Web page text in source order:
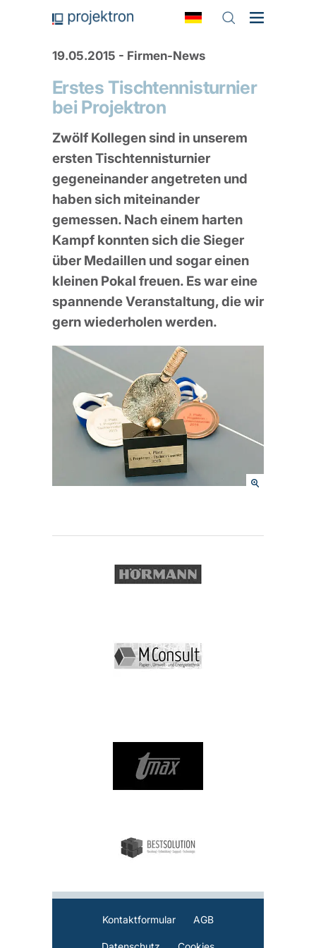
19.05.2015 - Firmen-News
Erstes Tischtennisturnier
bei Projektron
Zwölf Kollegen sind in unserem
ersten Tischtennisturnier
gegeneinander angetreten und
haben sich miteinander
gemessen. Nach einem harten
Kampf konnten sich die Sieger
über Medaillen und sogar einen
kleinen Pokal freuen. Es war eine
spannende Veranstaltung, die wir
gern wiederholen werden.
Kontaktformular AGB